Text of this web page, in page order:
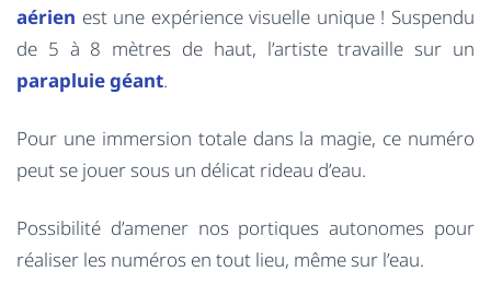
aérien est une expérience visuelle unique ! Suspendu
de 5 à 8 mètres de haut, l’artiste travaille sur un
parapluie géant.
Pour une immersion totale dans la magie, ce numéro
peut se jouer sous un délicat rideau d’eau.
Possibilité d’amener nos portiques autonomes pour
réaliser les numéros en tout lieu, même sur l’eau.